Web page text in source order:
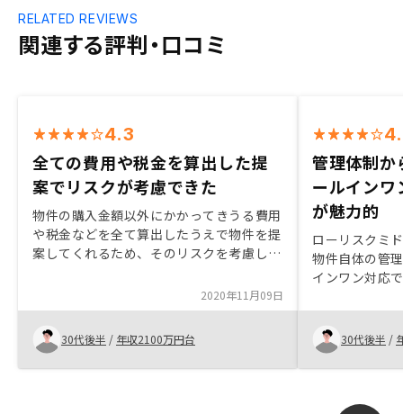
関連する評判・口コミ
RELATED REVIEWS
4.3
全ての費用や税金を算出した提
案でリスクが考慮できた
物件の購入金額以外にかかってきうる費用
や税金などを全て算出したうえで物件を提
案してくれるため、そのリスクを考慮した
産投資全般に関する始めの説明の段階で
は、不明点やリスクだと思うであろう点を
先回りして説明してくれたためとても信頼
がおける印象を持てたが、申し込みをして
からの事務的な手続きや必要事項について
2020年11月09日
30代後半 / 年収2100万円台
管理体制か
ールインワ
が魅力的
ローリスクミ
物件自体の管
インワン対応
うになるとあ
30代後半 /